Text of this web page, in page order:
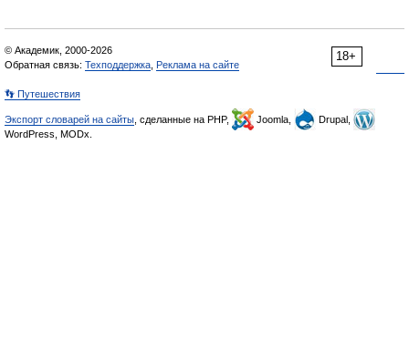
18+
© Академик, 2000-2026
Обратная связь: Техподдержка Реклама на сайте
👣 Путешествия
Экспорт словарей на сайты , сделанные на PHP, Joomla,
Drupal,
WordPress, MODx.